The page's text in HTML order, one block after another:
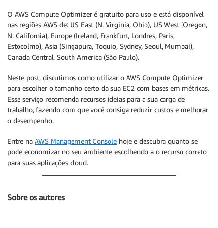
O AWS Compute Optimizer é gratuito para uso e está disponível
nas regiões AWS de: US East (N. Virginia, Ohio), US West (Oregon,
N. California), Europe (Ireland, Frankfurt, Londres, Paris,
Estocolmo), Asia (Singapura, Toquio, Sydney, Seoul, Mumbai),
Canada Central, South America (São Paulo).
Neste post, discutimos como utilizar o AWS Compute Optimizer
para escolher o tamanho certo da sua EC2 com bases em métricas.
Esse serviço recomenda recursos ideias para a sua carga de
trabalho, fazendo com que você consiga reduzir custos e melhorar
o desempenho.
Entre na AWS Management Console hoje e descubra quanto se
pode economizar no seu ambiente escolhendo a o recurso correto
para suas aplicações cloud.
Sobre os autores